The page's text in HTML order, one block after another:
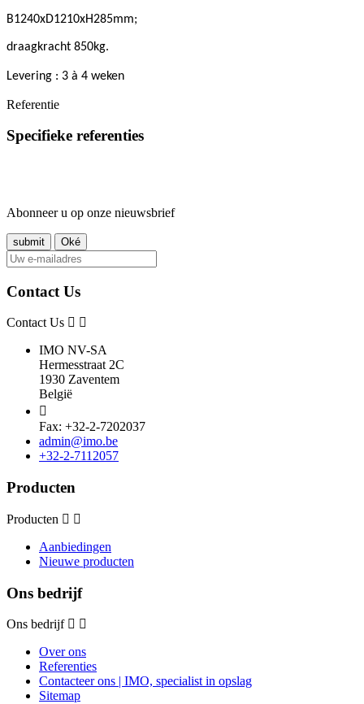
B1240xD1210xH285mm;
draagkracht 850kg.
Levering : 3 à 4 weken
Referentie
Specifieke referenties
Abonneer u op onze nieuwsbrief
Contact Us
Contact Us
IMO NV-SA
Hermesstraat 2C
1930 Zaventem
België

Fax: +32-2-7202037
admin@imo.be
+32-2-7112057
Producten
Producten
Aanbiedingen
Nieuwe producten
Ons bedrijf
Ons bedrijf
Over ons
Referenties
Contacteer ons | IMO, specialist in opslag
Sitemap